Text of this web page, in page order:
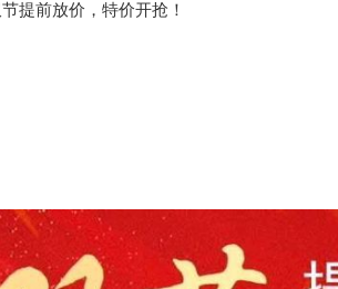
提前放价，特价开抢！